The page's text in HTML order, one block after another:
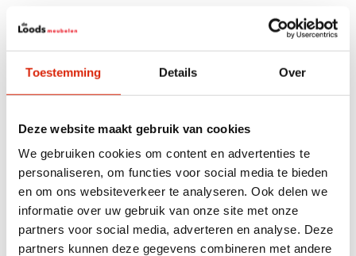
Toestemming Details Over
Deze website maakt gebruik van cookies
We gebruiken cookies om content en advertenties te
personaliseren, om functies voor social media te bieden
en om ons websiteverkeer te analyseren. Ook delen we
informatie over uw gebruik van onze site met onze
partners voor social media, adverteren en analyse. Deze
partners kunnen deze gegevens combineren met andere
Industrieel klein dressoir
Niet op voorraad
€675,00
In diverse afmetingen
Spiegel gemaakt van grof
teak 160cm
Nog 4 op voorraad
€275,00